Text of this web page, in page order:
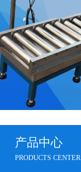
产品中心
PRODUCTS CENTER